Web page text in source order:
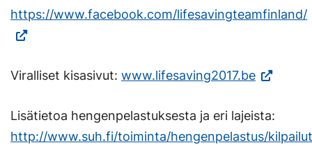
https://www.facebook.com/lifesavingteamfinland/
(Vieraile
sivustolla.
avautuu
uuteen
Viralliset kisasivut: www.lifesaving2017.be(Vieraile
sivustolla.
Linkki
Lisätietoa hengenpelastuksesta ja eri lajeista:
http://www.suh.fi/toiminta/hengenpelastus/